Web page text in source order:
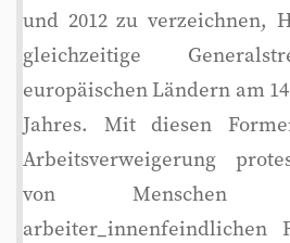
und 2012 zu verzeichnen,
gleichzeitige
europäischen Ländern am
Jahres. Mit diesen
Arbeitsverweigerung
von Menschen